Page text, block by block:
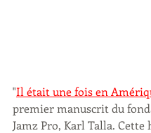
"Il était une fois en
premier manuscrit du
Jamz Pro, Karl Talla.